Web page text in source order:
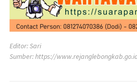
Editor: Sari
Sumber:https://